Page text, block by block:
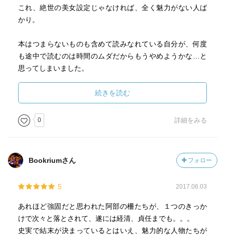
これ、絶世の美女設定じゃなければ、全く魅力がない人ば
かり。
本はつまらないものも含めて読みなれている自分が、何度
も途中で読むのは時間のムダだからもうやめようかな…と
思ってしまいました。
内容的にかなり下調べがいるだろうし大変な作品だろうと
は思うけれども、これはつまらない。
これだけ登場人物がいるのならば、ある程度メリハリをつ
けないと…。
とりあえず途中で投げ出すのは気持ちが悪いので、続きを
読もうとは思いますが、期待はしない。
間ばかりにしちゃ、可哀相ですね。
※ちなみに巻末にあった杉浦日向子さんの文章も酷かった
です。
続きを読む
0 詳細をみる
Bookriumさん フォロー
5 2017.06.03
あれほど強固だと思われた阿部の柵たちが、１つのきっか
けで次々と落とされて、遂には経清、貞任までも。。。
史実で結末が決まっているとはいえ、魅力的な人物たちが